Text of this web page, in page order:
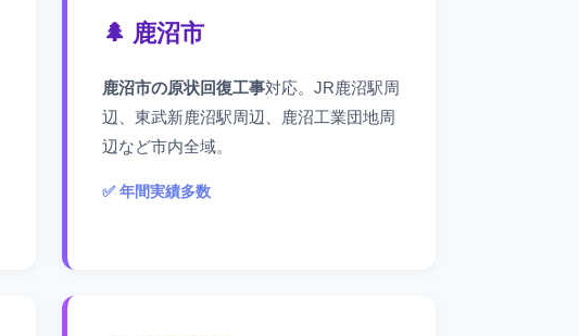
🌲 鹿沼市
鹿沼市の原状回復工事対応。JR鹿沼駅周
辺、東武新鹿沼駅周辺、鹿沼工業団地周
辺など市内全域。
✅ 年間実績多数